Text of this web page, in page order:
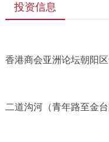
投资信息